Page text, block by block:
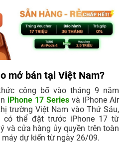
mở bán tại Việt Nam?
công bố vào tháng 9 năm
iPhone 17 Series và iPhone Air
trường Việt Nam vào Thứ Sáu,
có thể đặt trước iPhone 17 từ
và cửa hàng ủy quyền trên toàn
dự kiến từ ngày 26/09.